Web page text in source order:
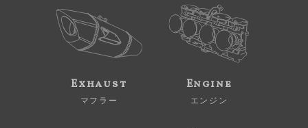
Exhaust
マフラー
Engine
エンジン